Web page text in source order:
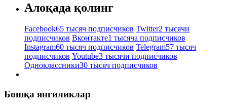
Алоқада қолинг
Facebook65 тысяч подписчиков Twitter2 тысячи
подписчиков Вконтакте1 тысяча подписчиков
Instagram60 тысяч подписчиков Telegram57 тысяч
подписчиков Youtube3 тысячи подписчиков
Одноклассники30 тысяч подписчиков
Бошқа янгиликлар